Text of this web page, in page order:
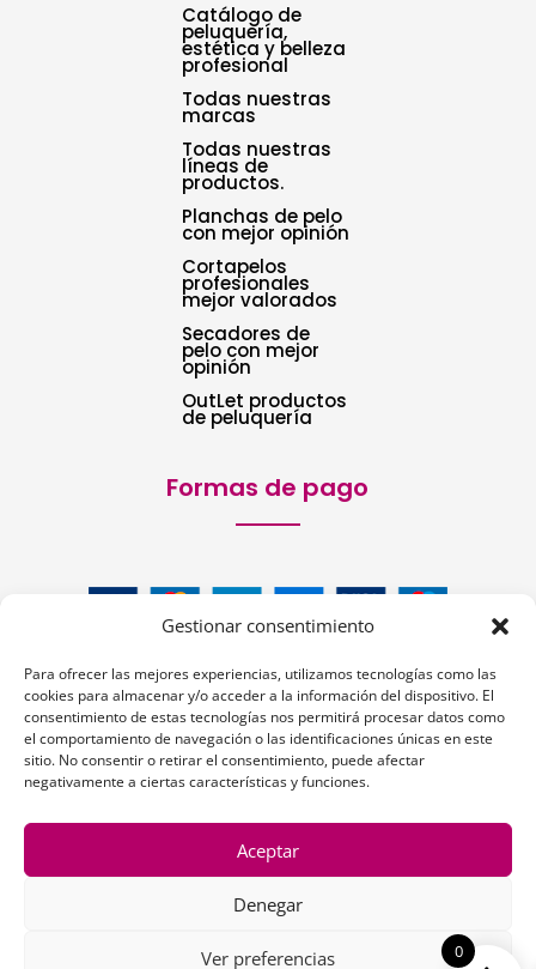
Gestionar consentimiento
Para ofrecer las mejores experiencias, utilizamos tecnologías como las
cookies para almacenar y/o acceder a la información del dispositivo. El
consentimiento de estas tecnologías nos permitirá procesar datos como
el comportamiento de navegación o las identificaciones únicas en este
sitio. No consentir o retirar el consentimiento, puede afectar
negativamente a ciertas características y funciones.
Aceptar
Denegar
Ver preferencias
Catálogo de
peluquería,
estética y belleza
profesional
Todas nuestras
marcas
Todas nuestras
líneas de
productos.
Planchas de pelo
con mejor opinión
Cortapelos
profesionales
mejor valorados
Secadores de
pelo con mejor
opinión
OutLet productos
de peluquería
Formas de pago
Siguenos:
0